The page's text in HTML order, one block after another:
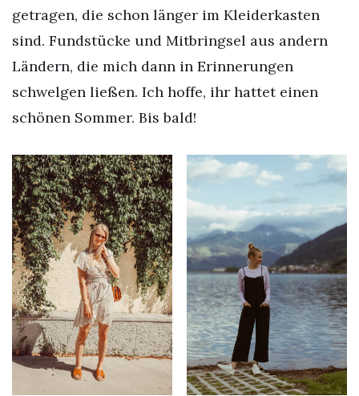
getragen, die schon länger im Kleiderkasten
sind. Fundstücke und Mitbringsel aus andern
Ländern, die mich dann in Erinnerungen
schwelgen ließen. Ich hoffe, ihr hattet einen
schönen Sommer. Bis bald!